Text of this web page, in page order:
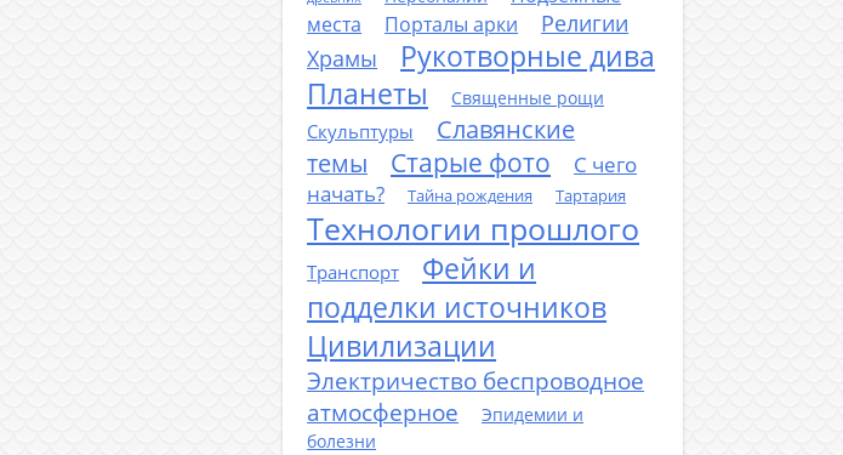
места
Порталы арки
Религии
Храмы
Рукотворные дива
Планеты
Священные рощи
Скульптуры
Славянские
темы
Старые фото
С чего
начать?
Тайна рождения Тартария
Технологии прошлого
Транспорт
Фейки и
подделки источников
Цивилизации
Электричество беспроводное
атмосферное
Эпидемии и
болезни